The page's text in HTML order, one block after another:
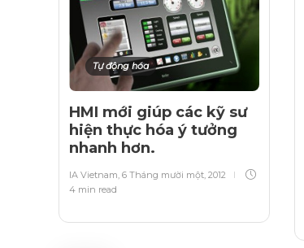
Tự động hóa
HMI mới giúp các kỹ sư
hiện thực hóa ý tưởng
nhanh hơn.
IA Vietnam, 6 Tháng mười một, 2012
4 min read